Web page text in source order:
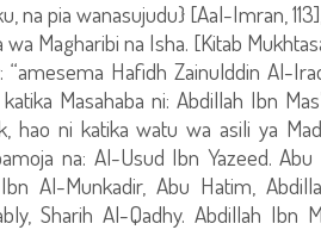
na pia wanasujudu} [Aal-Imran,
Magharibi na Isha. [Kitab
“amesema Hafidh Zainulddin Al-
Masahaba ni: Abdillah Ibn
hao ni katika watu wa asili ya
na: Al-Usud Ibn Yazeed.
Al-Munkadir, Abu Hatim,
Sharih Al-Qadhy. Abdillah Ibn